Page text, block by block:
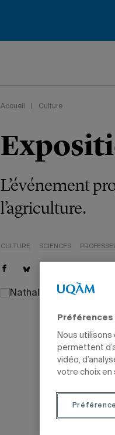
Accueil Culture
L’événement
l’agriculture.
CULTURE SCIENCES
Préférences
Nous
permettent
vidéo,
votre choix en